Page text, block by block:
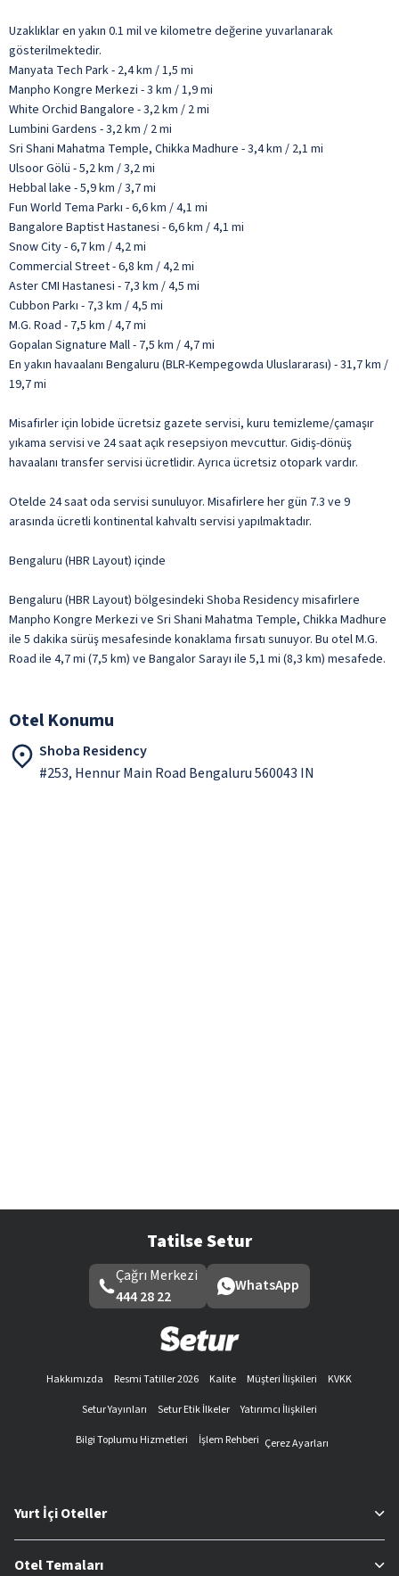
Uzaklıklar en yakın 0.1 mil ve kilometre değerine yuvarlanarak
gösterilmektedir.
Manyata Tech Park - 2,4 km / 1,5 mi
Manpho Kongre Merkezi - 3 km / 1,9 mi
White Orchid Bangalore - 3,2 km / 2 mi
Lumbini Gardens - 3,2 km / 2 mi
Sri Shani Mahatma Temple, Chikka Madhure - 3,4 km / 2,1 mi
Ulsoor Gölü - 5,2 km / 3,2 mi
Hebbal lake - 5,9 km / 3,7 mi
Fun World Tema Parkı - 6,6 km / 4,1 mi
Bangalore Baptist Hastanesi - 6,6 km / 4,1 mi
Snow City - 6,7 km / 4,2 mi
Commercial Street - 6,8 km / 4,2 mi
Aster CMI Hastanesi - 7,3 km / 4,5 mi
Cubbon Parkı - 7,3 km / 4,5 mi
M.G. Road - 7,5 km / 4,7 mi
Gopalan Signature Mall - 7,5 km / 4,7 mi
En yakın havaalanı Bengaluru (BLR-Kempegowda Uluslararası) - 31,7 km /
19,7 mi
Misafirler için lobide ücretsiz gazete servisi, kuru temizleme/çamaşır
yıkama servisi ve 24 saat açık resepsiyon mevcuttur. Gidiş-dönüş
havaalanı transfer servisi ücretlidir. Ayrıca ücretsiz otopark vardır.
Otelde 24 saat oda servisi sunuluyor. Misafirlere her gün 7.3 ve 9
arasında ücretli kontinental kahvaltı servisi yapılmaktadır.
Bengaluru (HBR Layout) içinde
Bengaluru (HBR Layout) bölgesindeki Shoba Residency misafirlere
Manpho Kongre Merkezi ve Sri Shani Mahatma Temple, Chikka Madhure
ile 5 dakika sürüş mesafesinde konaklama fırsatı sunuyor. Bu otel M.G.
Road ile 4,7 mi (7,5 km) ve Bangalor Sarayı ile 5,1 mi (8,3 km) mesafede.
Otel Konumu
Shoba Residency
#253, Hennur Main Road Bengaluru 560043 IN
Tatilse Setur
Çağrı Merkezi
444 28 22
WhatsApp
Hakkımızda Resmi Tatiller 2026 Kalite Müşteri İlişkileri
KVKK
Setur Yayınları
Setur Etik İlkeler
Yatırımcı İlişkileri
Bilgi Toplumu Hizmetleri
İşlem Rehberi Çerez Ayarları
Yurt İçi Oteller
Otel Temaları